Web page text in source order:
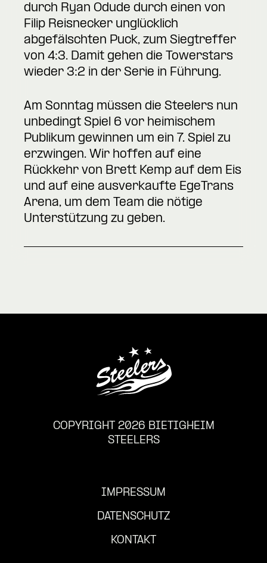
durch Ryan Odude durch einen von
Filip Reisnecker unglücklich
abgefälschten Puck, zum Siegtreffer
von 4:3. Damit gehen die Towerstars
wieder 3:2 in der Serie in Führung.
Am Sonntag müssen die Steelers nun
unbedingt Spiel 6 vor heimischem
Publikum gewinnen um ein 7. Spiel zu
erzwingen. Wir hoffen auf eine
Rückkehr von Brett Kemp auf dem Eis
und auf eine ausverkaufte EgeTrans
Arena, um dem Team die nötige
Unterstützung zu geben.
COPYRIGHT 2026 BIETIGHEIM
STEELERS
IMPRESSUM
DATENSCHUTZ
KONTAKT